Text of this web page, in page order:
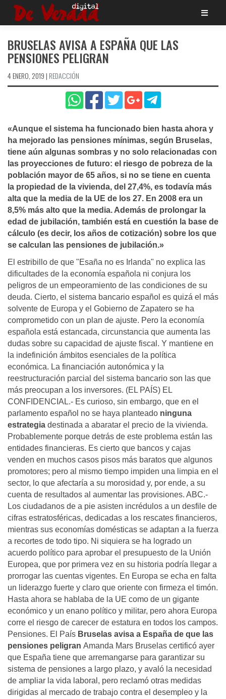
Saltar
BRUSELAS AVISA A ESPAÑA QUE LAS
PENSIONES PELIGRAN
4 ENERO, 2019 | REDACCIÓN
«Aunque el sistema ha funcionado bien hasta ahora y
ha mejorado las pensiones mí­nimas, según Bruselas,
tiene aún algunas sombras y no solo relacionadas con
las proyecciones de futuro: el riesgo de pobreza de la
población mayor de 65 años, si no se tiene en cuenta
la propiedad de la vivienda, del 27,4%, es todaví­a más
alta que la media de la UE de los 27. En 2008 era un
8,5% más alto que la media. Además de prolongar la
edad de jubilación, también está en cuestión la base de
cálculo (es decir, los años de cotización) sobre los que
se calculan las pensiones de jubilación.»
El estribillo de que "Esaña no es Irlanda" no explica las
dificultades de la economía española ni conjura los
peligros de un empeoramiento de las condiciones de su
deuda. Cierto, el sistema bancario español es quizá el más
solvente de Europa y el Gobierno de Zapatero se ha
comprometido con un plan de ajuste. Pero la economía
española está estancada, circunstancia que aumenta las
dudas sobre su capacidad de ajuste fiscal. Y mantiene en
la indefinición ámbitos esenciales de la política
económica. La financiación autonómica y la
reestructuración parcial del sistema bancario son las que
más preocupan a los inversores. (EL PAÍS) EL
CONFIDENCIAL.- Es curioso, sin embargo, que en el
parlamento español no se haya planteado ninguna
estrategia destinada a abaratar el precio de la vivienda.
Probablemente porque detrás de este problema están las
entidades financieras. Es cierto que bancos y cajas
venden en muchos casos pisos más baratos que algunos
promotores; pero al mismo tiempo impiden una limpia en el
sector, lo que afectaría a su morosidad y, por ende, a su
cuenta de resultados al aumentar las provisiones. ABC.-
Los ciudadanos de a pie asisten incrédulos a un desfile de
cifras estratosféricas, dedicadas a los rescates financieros,
mientras sus economías domésticas se adaptan a la fuerza
a recortes de todo tipo. Ni siquiera se ha logrado un
acuerdo político para aprobar el presupuesto de la Unión
Europea, que por primera vez en su historia podría llegar a
prorrogar las cuentas vigentes. En Europa se echa en falta
un liderazgo fuerte y claro que oriente con firmeza el timón.
Hasta ahora se hablaba de la UE como de un gigante
económico y un enano político y militar, pero ahora Europa
corre el riesgo de carecer de estatura en todos los campos.
Pensiones. El País Bruselas avisa a España de que las
pensiones peligran Amanda Mars Bruselas certificó ayer
que España tiene que arremangarse para garantizar su
sistema de pensiones a largo plazo, y avaló la necesidad
de ampliar la vida laboral, pero reclamó otras medidas
dirigidas al mercado de trabajo contra el desempleo y la